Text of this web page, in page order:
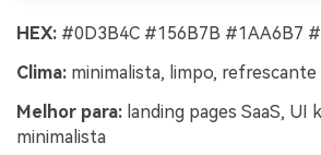
HEX: #0D3B4C #156B7B #1AA6B7
Clima: minimalista, limpo, refrescante
Melhor para: landing pages SaaS, UI
minimalista